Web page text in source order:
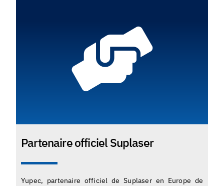
Partenaire officiel Suplaser
Yupec, partenaire officiel de Suplaser en Europe de